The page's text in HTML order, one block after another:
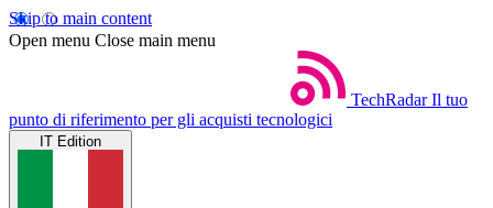
Skip to main content
Open menu Close main menu
TechRadar Il tuo
punto di riferimento per gli acquisti tecnologici
IT Edition